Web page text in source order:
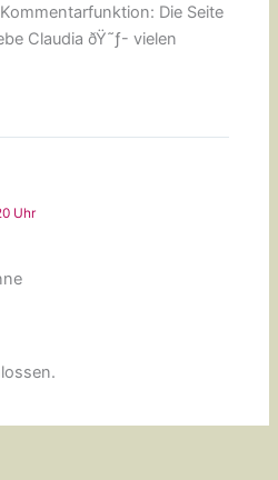
Die Seite
Claudia ðŸ˜ƒ- vielen
Uhr